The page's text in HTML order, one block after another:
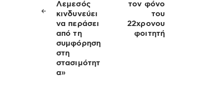
Λεμεσός
κινδυνεύει
να περάσει
από τη
συμφόρηση
στη
στασιμότητ
α»
τον φόνο
του
22χρονου
φοιτητή